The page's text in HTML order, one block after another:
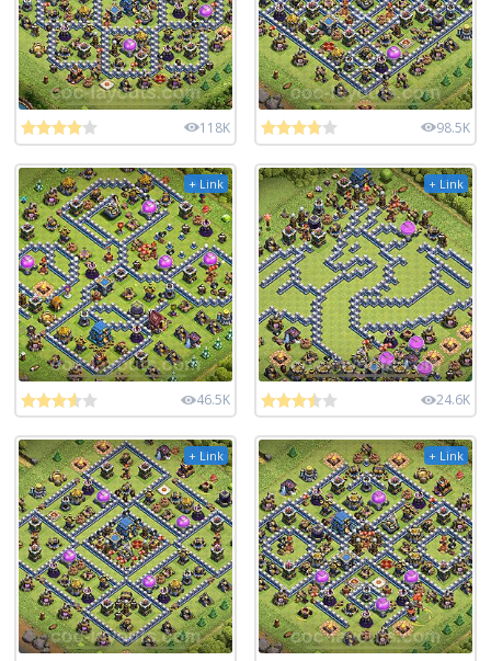
118K 98.5K
+ Link
46.5K
+ Link
24.6K
+ Link + Link